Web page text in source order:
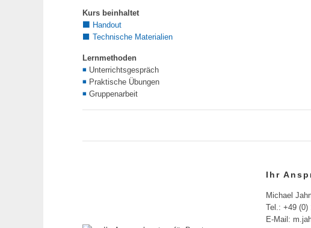
Kurs beinhaltet
Handout
⬛ Technische Materialien
Lernmethoden
◾ Unterrichtsgespräch
◾ Praktische Übungen
◾ Gruppenarbeit
Ihr
Michael
Tel.: +49 (0)
E-Mail: